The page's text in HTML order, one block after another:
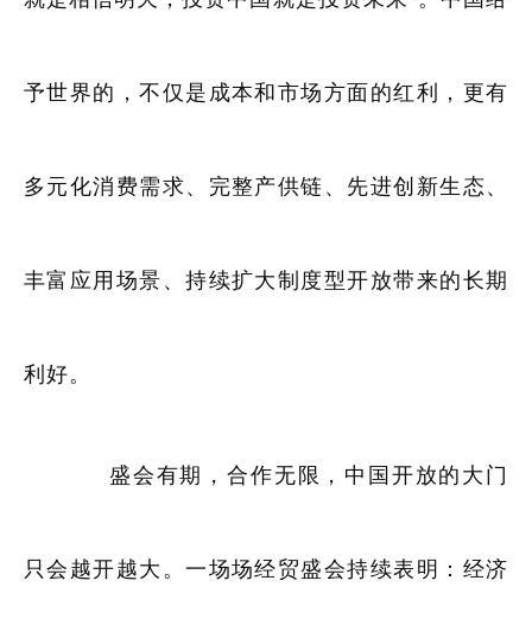
予世界的，不仅是成本和市场方面的红利，更有
多元化消费需求、完整产供链、先进创新生态、
丰富应用场景、持续扩大制度型开放带来的长期
利好。
盛会有期，合作无限，中国开放的大门
只会越开越大。一场场经贸盛会持续表明：经济